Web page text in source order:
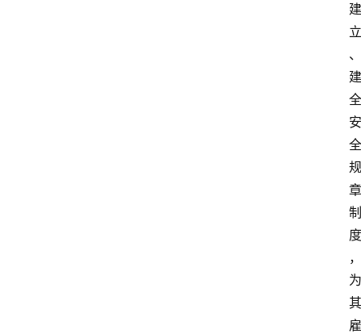
建
立
、
建
全
安
全
规
章
制
度
，
为
其
雇